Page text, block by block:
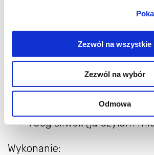
Zezwól na wszystkie
Zezwól na wybór
Odmowa
250g mąki razowej
75g mąki ziemniaczanej
3 łyżeczki cynamonu
cynamonowe wypieki
1 łyżeczka octu
1,25 łyżeczki proszku do
750g śliwek (ja użyłam
Wykonanie: